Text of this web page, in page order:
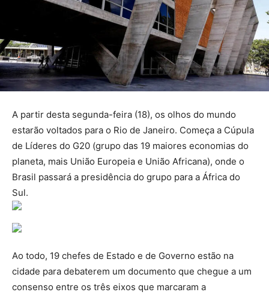
A partir desta segunda-feira (18), os olhos do mundo
estarão voltados para o Rio de Janeiro. Começa a Cúpula
de Líderes do G20 (grupo das 19 maiores economias do
planeta, mais União Europeia e União Africana), onde o
Brasil passará a presidência do grupo para a África do
Sul.
Ao todo, 19 chefes de Estado e de Governo estão na
cidade para debaterem um documento que chegue a um
consenso entre os três eixos que marcaram a